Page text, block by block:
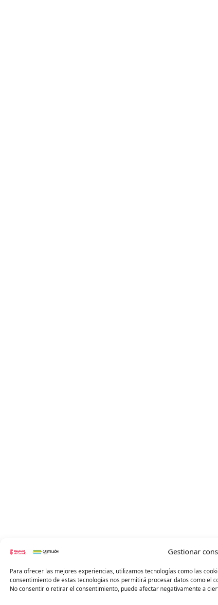
Gestionar
Para ofrecer las mejores experiencias, utilizamos tecnologías como las
consentimiento de estas tecnologías nos permitirá procesar datos como el
No consentir o retirar el consentimiento, puede afectar negativamente a